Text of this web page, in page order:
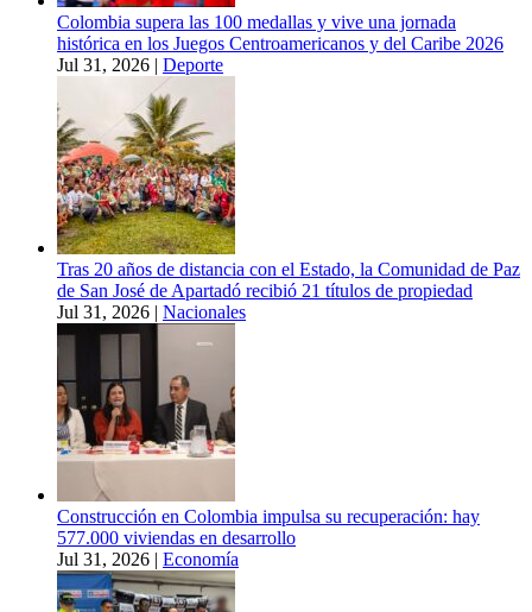
Colombia supera las 100 medallas y vive una jornada
histórica en los Juegos Centroamericanos y del Caribe 2026
Jul 31, 2026 | Deporte
Tras 20 años de distancia con el Estado, la Comunidad de Paz
de San José de Apartadó recibió 21 títulos de propiedad
Jul 31, 2026 | Nacionales
Construcción en Colombia impulsa su recuperación: hay
577.000 viviendas en desarrollo
Jul 31, 2026 | Economía